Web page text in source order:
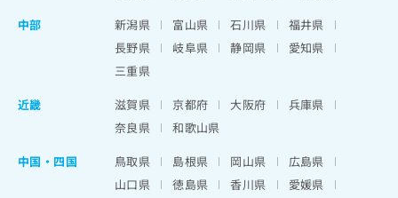
中部
新潟県 富山県 石川県
福井県
長野県
岐阜県 静岡県
愛知県
三重県
近畿
滋賀県 京都府 大阪府
兵庫県
奈良県
和歌山県
中国・四国
鳥取県 島根県 岡山県
広島県
山口県
徳島県 香川県
愛媛県